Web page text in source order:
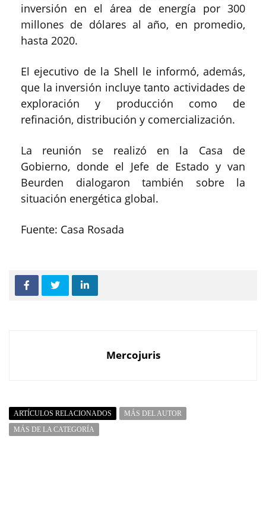
inversión en el área de energía por 300
millones de dólares al año, en promedio,
hasta 2020.
El ejecutivo de la Shell le informó, además,
que la inversión incluye tanto actividades de
exploración y producción como de
refinación, distribución y comercialización.
La reunión se realizó en la Casa de
Gobierno, donde el Jefe de Estado y van
Beurden dialogaron también sobre la
situación energética global.
Fuente: Casa Rosada
Mercojuris
ARTÍCULOS RELACIONADOS
MÁS DEL AUTOR
MÁS DE LA CATEGORÍA